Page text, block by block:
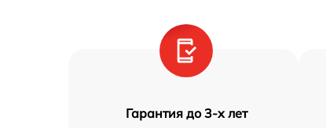
Гарантия до 3-х лет